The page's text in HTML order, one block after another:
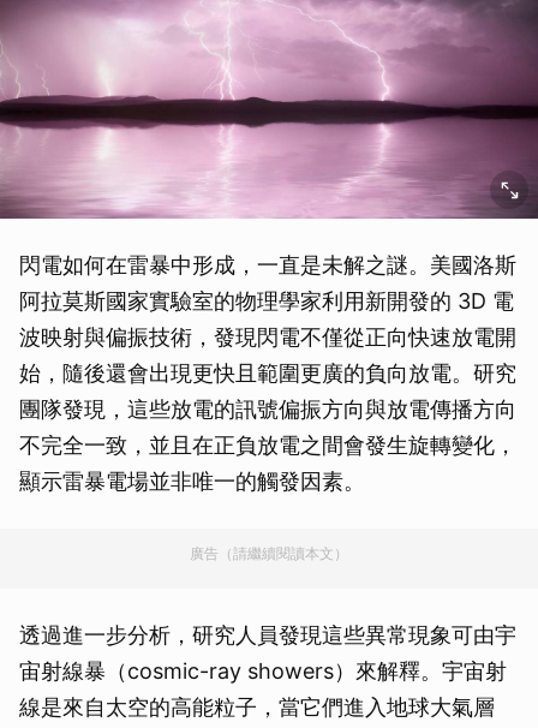
閃電如何在雷暴中形成，一直是未解之謎。美國洛斯
阿拉莫斯國家實驗室的物理學家利用新開發的 3D 電
波映射與偏振技術，發現閃電不僅從正向快速放電開
始，隨後還會出現更快且範圍更廣的負向放電。研究
團隊發現，這些放電的訊號偏振方向與放電傳播方向
不完全一致，並且在正負放電之間會發生旋轉變化，
顯示雷暴電場並非唯一的觸發因素。
廣告（請繼續閱讀本文）
透過進一步分析，研究人員發現這些異常現象可由宇
宙射線暴（cosmic-ray showers）來解釋。宇宙射
線是來自太空的高能粒子，當它們進入地球大氣層